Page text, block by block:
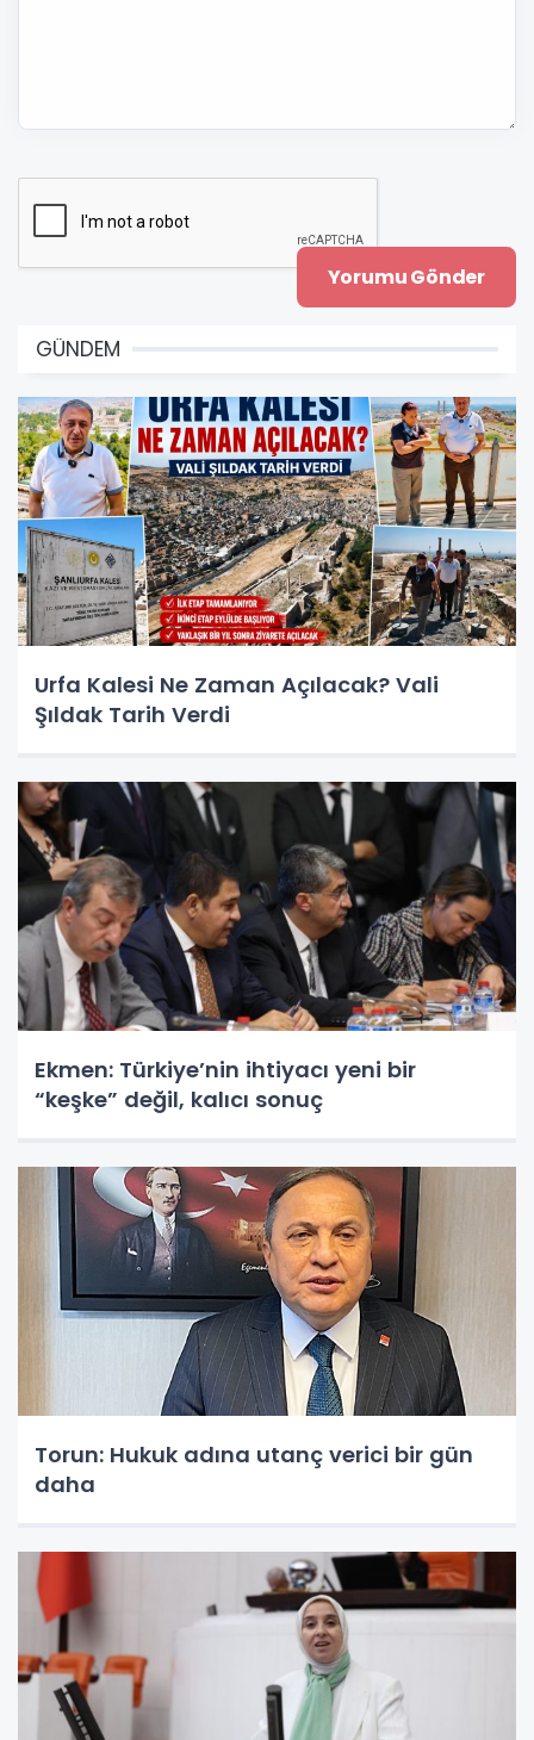
GÜNDEM
Urfa Kalesi Ne Zaman Açılacak? Vali
Şıldak Tarih Verdi
Ekmen: Türkiye’nin ihtiyacı yeni bir
“keşke” değil, kalıcı sonuç
Torun: Hukuk adına utanç verici bir gün
daha